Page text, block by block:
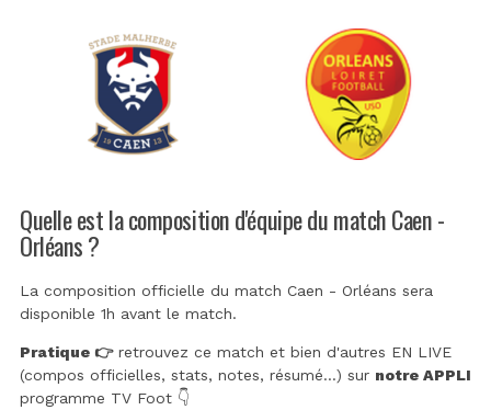
Quelle est la composition d'équipe du match Caen -
Orléans ?
La composition officielle du match Caen - Orléans sera
disponible 1h avant le match.
Pratique 👉retrouvez ce match et bien d'autres EN LIVE
(compos officielles, stats, notes, résumé...) sur notre APPLI
programme TV Foot 👇